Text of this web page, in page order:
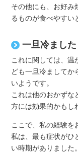
その他にも、お好み
るものが食べやすい
一旦冷まし
これに関しては、温
ども一旦冷ましてか
いようです。
これは他のおかずな
方には効果的かもし
ここで、私の経験を
私は、最も症状がひ
い時期がありました。